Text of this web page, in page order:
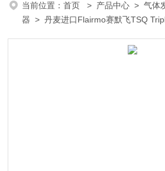
当前位置：首页 > 产品中心 >气体
器 > 丹麦进口Flairmo赛默飞TSQ